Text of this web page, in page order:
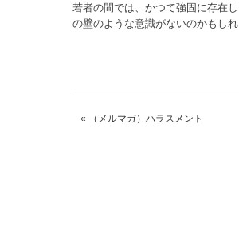
若者の間では、かつて強固に存在
の壁のような意識がないのかもしれ
« （メルマガ）ハラスメント